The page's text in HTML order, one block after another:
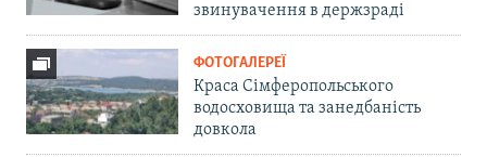
звинувачення в держзраді
ФОТОГАЛЕРЕЇ
Краса Сімферопольського
водосховища та занедбаність
довкола